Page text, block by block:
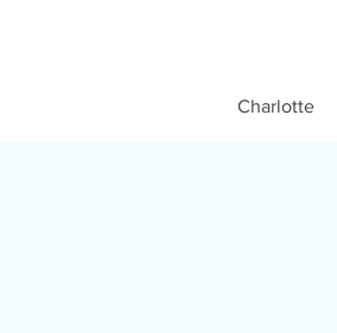
Charlotte